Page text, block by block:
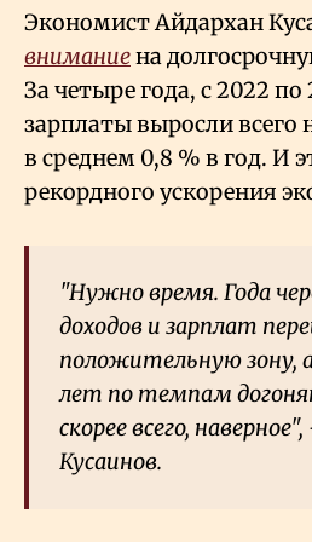
Экономист Айдархан
вниманиена
За четыре года, с 2022
зарплаты выросли всего
в среднем 0,8 % в год. И
рекордного ускорения
"Нужно время. Года
доходов и зарплат
положительную зону,
лет по темпам
скорее всего,
Кусаинов.